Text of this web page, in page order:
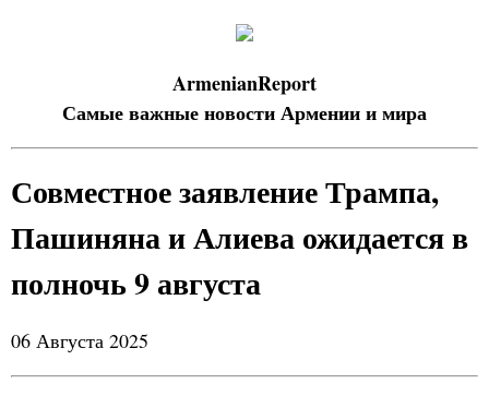
ArmenianReport
Самые важные новости Армении и мира
Совместное заявление Трампа,
Пашиняна и Алиева ожидается в
полночь 9 августа
06 Августа 2025